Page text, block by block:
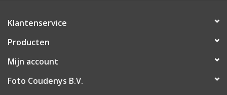
Klantenservice
Producten
Mijn account
Foto Coudenys B.V.